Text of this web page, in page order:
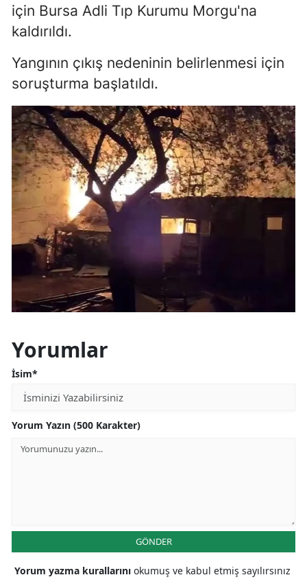
Konya
Malatya
Kahramanmaraş
Mardin
Muğla
Muş
Nevşehir
Ordu
Tunceli
için Bursa Adli Tıp Kurumu Morgu'na
kaldırıldı.
Yangının çıkış nedeninin belirlenmesi için
soruşturma başlatıldı.
Yorumlar
İsim*
Yorum Yazın (500 Karakter)
GÖNDER
Yorum yazma kurallarını okumuş ve kabul etmiş sayılırsınız